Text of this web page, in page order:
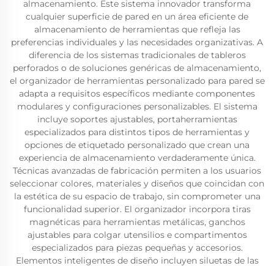
almacenamiento. Este sistema innovador transforma
cualquier superficie de pared en un área eficiente de
almacenamiento de herramientas que refleja las
preferencias individuales y las necesidades organizativas. A
diferencia de los sistemas tradicionales de tableros
perforados o de soluciones genéricas de almacenamiento,
el organizador de herramientas personalizado para pared se
adapta a requisitos específicos mediante componentes
modulares y configuraciones personalizables. El sistema
incluye soportes ajustables, portaherramientas
especializados para distintos tipos de herramientas y
opciones de etiquetado personalizado que crean una
experiencia de almacenamiento verdaderamente única.
Técnicas avanzadas de fabricación permiten a los usuarios
seleccionar colores, materiales y diseños que coincidan con
la estética de su espacio de trabajo, sin comprometer una
funcionalidad superior. El organizador incorpora tiras
magnéticas para herramientas metálicas, ganchos
ajustables para colgar utensilios e compartimentos
especializados para piezas pequeñas y accesorios.
Elementos inteligentes de diseño incluyen siluetas de las